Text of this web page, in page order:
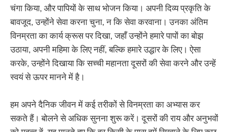
चंगा किया, और पापियों के साथ भोजन किया। अपनी दिव्य प्रकृति के
बावजूद, उन्होंने सेवा करना चुना, न कि सेवा करवाना। उनका अंतिम
विनम्रता का कार्य क्रूस पर दिखा, जहाँ उन्होंने हमारे पापों का बोझ
उठाया, अपनी महिमा के लिए नहीं, बल्कि हमारे उद्धार के लिए। ऐसा
करके, उन्होंने दिखाया कि सच्ची महानता दूसरों की सेवा करने और उन्हें
स्वयं से ऊपर मानने में है।
हम अपने दैनिक जीवन में कई तरीकों से विनम्रता का अभ्यास कर
सकते हैं। बोलने से अधिक सुनना शुरू करें। दूसरों की राय और अनुभवों